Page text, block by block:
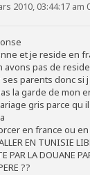
2010, 03:44:17 am
et je reside en
avons pas de
parents donc si
la garde de mon
gris parce qu
en france ou
EN TUNISIE
PAR LA DOUANE
??